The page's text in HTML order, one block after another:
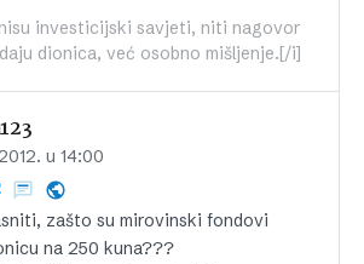
investicijski savjeti, niti nagovor
dionica, već osobno mišljenje.[/i]
u 14:00
zašto su mirovinski fondovi
na 250 kuna???